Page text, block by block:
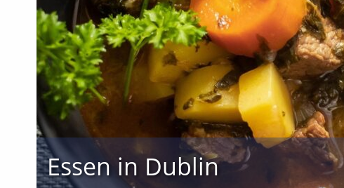
Essen in Dublin